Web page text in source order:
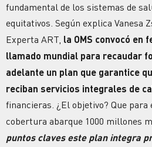
fundamental de los sistemas de
equitativos. Según explica Vanesa
Experta ART, la OMS convocó en
llamado mundial para recaudar
adelante un plan que garantice
reciban servicios integrales de
financieras. ¿El objetivo? Que para
cobertura abarque 1000 millones
puntos claves este plan integra